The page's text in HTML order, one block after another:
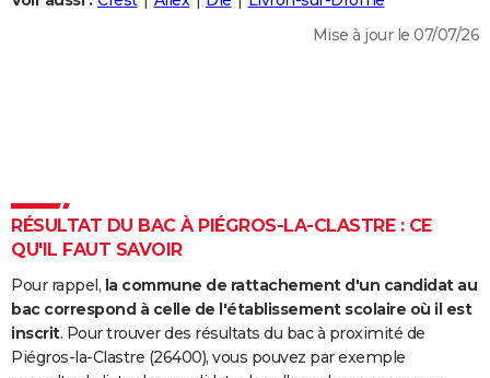
DICTIONNAIRE
Dictionnaire
Biographies
Citations
Expressions
Proverbes
PROGRAMME TV
COPAINS D'AVANT
S'inscrire
Se connecter
Lycées
Collèges
Primaires
Universités
Entreprises
Service militaire
Avis de recherche
AVIS DE DÉCÈS
Mise à jour le 07/07/26
RÉSULTAT DU BAC À PIÉGROS-LA-CLASTRE : CE
QU'IL FAUT SAVOIR
Pour rappel, la commune de rattachement d'un candidat au
bac correspond à celle de l'établissement scolaire où il est
inscrit. Pour trouver des résultats du bac à proximité de
Piégros-la-Clastre (26400), vous pouvez par exemple